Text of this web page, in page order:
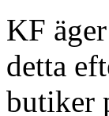
KF
detta
butiker